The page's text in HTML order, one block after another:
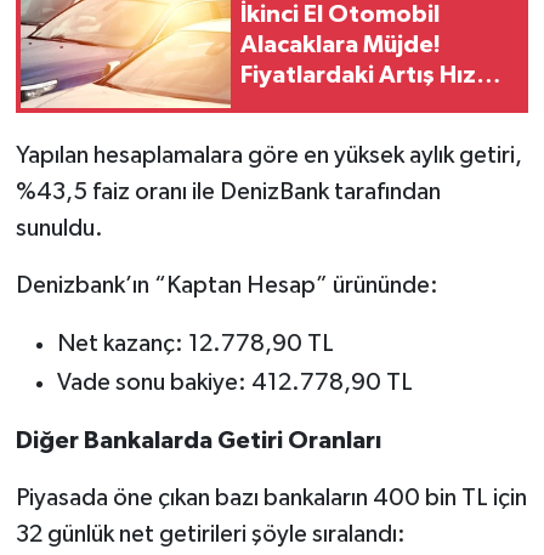
İkinci El Otomobil
Alacaklara Müjde!
Fiyatlardaki Artış Hız
Yapılan hesaplamalara göre en yüksek aylık getiri,
%43,5 faiz oranı ile DenizBank tarafından
sunuldu.
Denizbank’ın “Kaptan Hesap” ürününde:
Net kazanç: 12.778,90 TL
Vade sonu bakiye: 412.778,90 TL
Diğer Bankalarda Getiri Oranları
Piyasada öne çıkan bazı bankaların 400 bin TL için
32 günlük net getirileri şöyle sıralandı: